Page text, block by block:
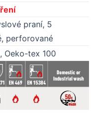
praní, 5
perforované
Oeko-tex 100